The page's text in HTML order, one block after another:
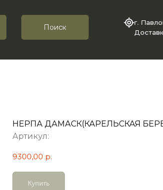
г.
Поиск
НЕРПА ДАМАСК(КАРЕЛЬСКАЯ
Артикул:
9300,00 р.
Купить